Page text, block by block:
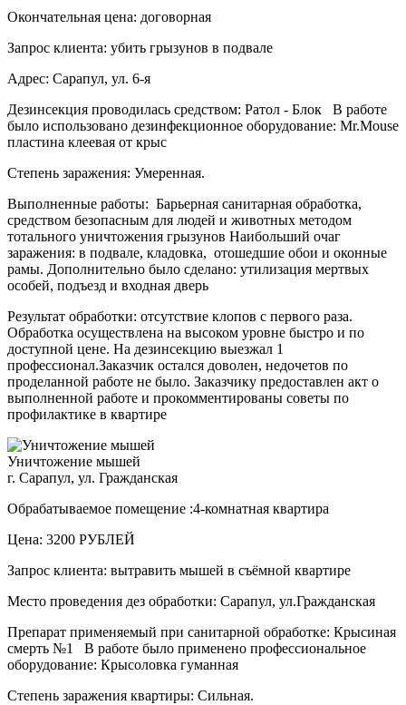
Окончательная цена: договорная
Запрос клиента: убить грызунов в подвале
Адрес: Сарапул, ул. 6-я
Дезинсекция проводилась средством: Ратол - Блок В работе
было использовано дезинфекционное оборудование: Mr.Mouse
пластина клеевая от крыс
Степень заражения: Умеренная.
Выполненные работы: Барьерная санитарная обработка,
средством безопасным для людей и животных методом
тотального уничтожения грызунов Наибольший очаг
заражения: в подвале, кладовка, отошедшие обои и оконные
рамы. Дополнительно было сделано: утилизация мертвых
особей, подъезд и входная дверь
Результат обработки: отсутствие клопов с первого раза.
Обработка осуществлена на высоком уровне быстро и по
доступной цене. На дезинсекцию выезжал 1
профессионал.Заказчик остался доволен, недочетов по
проделанной работе не было. Заказчику предоставлен акт о
выполненной работе и прокомментированы советы по
профилактике в квартире
Уничтожение мышей
г. Сарапул, ул. Гражданская
Обрабатываемое помещение :4-комнатная квартира
Цена: 3200 РУБЛЕЙ
Запрос клиента: вытравить мышей в съёмной квартире
Место проведения дез обработки: Сарапул, ул.Гражданская
Препарат применяемый при санитарной обработке: Крысиная
смерть №1 В работе было применено профессиональное
оборудование: Крысоловка гуманная
Степень заражения квартиры: Сильная.